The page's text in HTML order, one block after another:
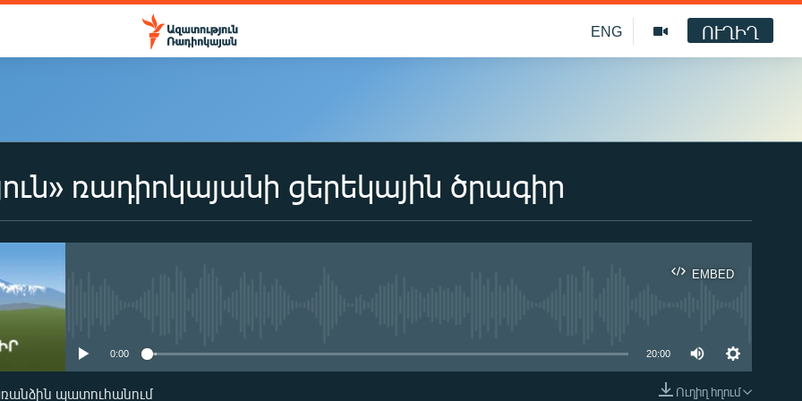
ENG ՈՒՂԻՂ
ռադիոկայանի ցերեկային ծրագիր
EMBED
0:00 20:00
Ուղիղ հղում
պատուհանում